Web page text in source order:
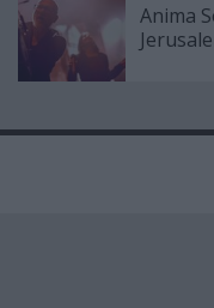
Anima